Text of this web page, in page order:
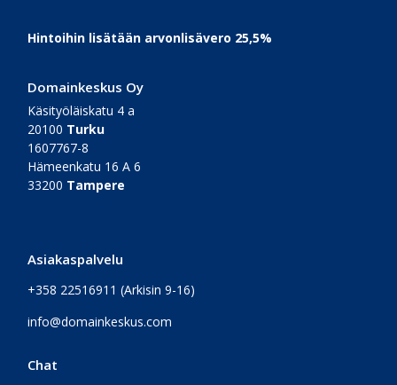
Footer
Hintoihin lisätään arvonlisävero 25,5%
Domainkeskus Oy
Käsityöläiskatu 4 a
20100 Turku
1607767-8
Hämeenkatu 16 A 6
33200 Tampere
Asiakaspalvelu
+358 22516911 (Arkisin 9-16)
info@domainkeskus.com
Chat